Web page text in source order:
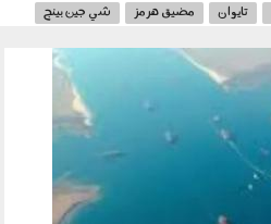
تايوان مضيق هرمز
شي جين بينج